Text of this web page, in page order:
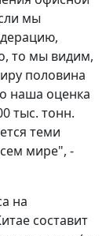
мы
то мы видим,
половина
наша оценка
тыс. тонн.
теми
мире", -
на
составит